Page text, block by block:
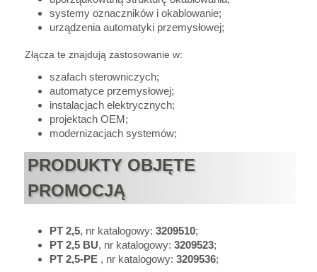
systemy oznaczników i okablowanie;
urządzenia automatyki przemysłowej;
Złącza te znajdują zastosowanie w:
szafach sterowniczych;
automatyce przemysłowej;
instalacjach elektrycznych;
projektach OEM;
modernizacjach systemów;
PRODUKTY OBJĘTE
PROMOCJĄ
PT 2,5, nr katalogowy: 3209510;
PT 2,5 BU, nr katalogowy: 3209523;
PT 2,5-PE , nr katalogowy: 3209536;